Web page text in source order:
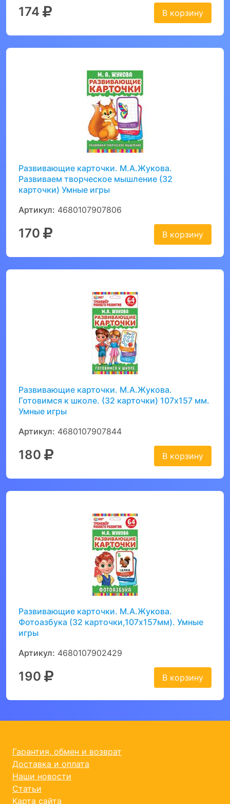
174 В корзину
Развивающие карточки. М.А.Жукова.
Развиваем творческое мышление (32
карточки) Умные игры
Артикул: 4680107907806
170 В корзину
Развивающие карточки. М.А.Жукова.
Готовимся к школе. (32 карточки) 107х157 мм.
Умные игры
Артикул: 4680107907844
180 В корзину
Развивающие карточки. М.А.Жукова.
Фотоазбука (32 карточки,107х157мм). Умные
игры
Артикул: 4680107902429
190 В корзину
Гарантия, обмен и возврат
Доставка и оплата
Наши новости
Статьи
Карта сайта